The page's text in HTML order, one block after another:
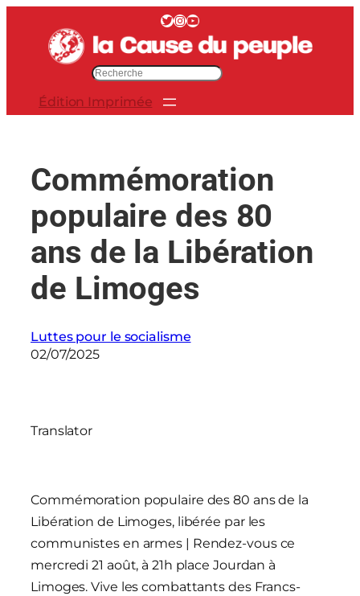
contenu
Twitter InstagramYouTube
c
e
r
Édition Imprimée
Commémoration
populaire des 80
ans de la Libération
de Limoges
Luttes pour le socialisme
02/07/2025
Translator
Commémoration populaire des 80 ans de la
Libération de Limoges, libérée par les
communistes en armes | Rendez-vous ce
mercredi 21 août, à 21h place Jourdan à
Limoges. Vive les combattants des Francs-